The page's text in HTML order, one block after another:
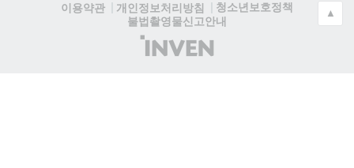
이용약관
개인정보처리방침
청소년보호정책
불법촬영물신고안내
(주)
인
▲